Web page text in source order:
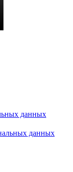
данных
данных